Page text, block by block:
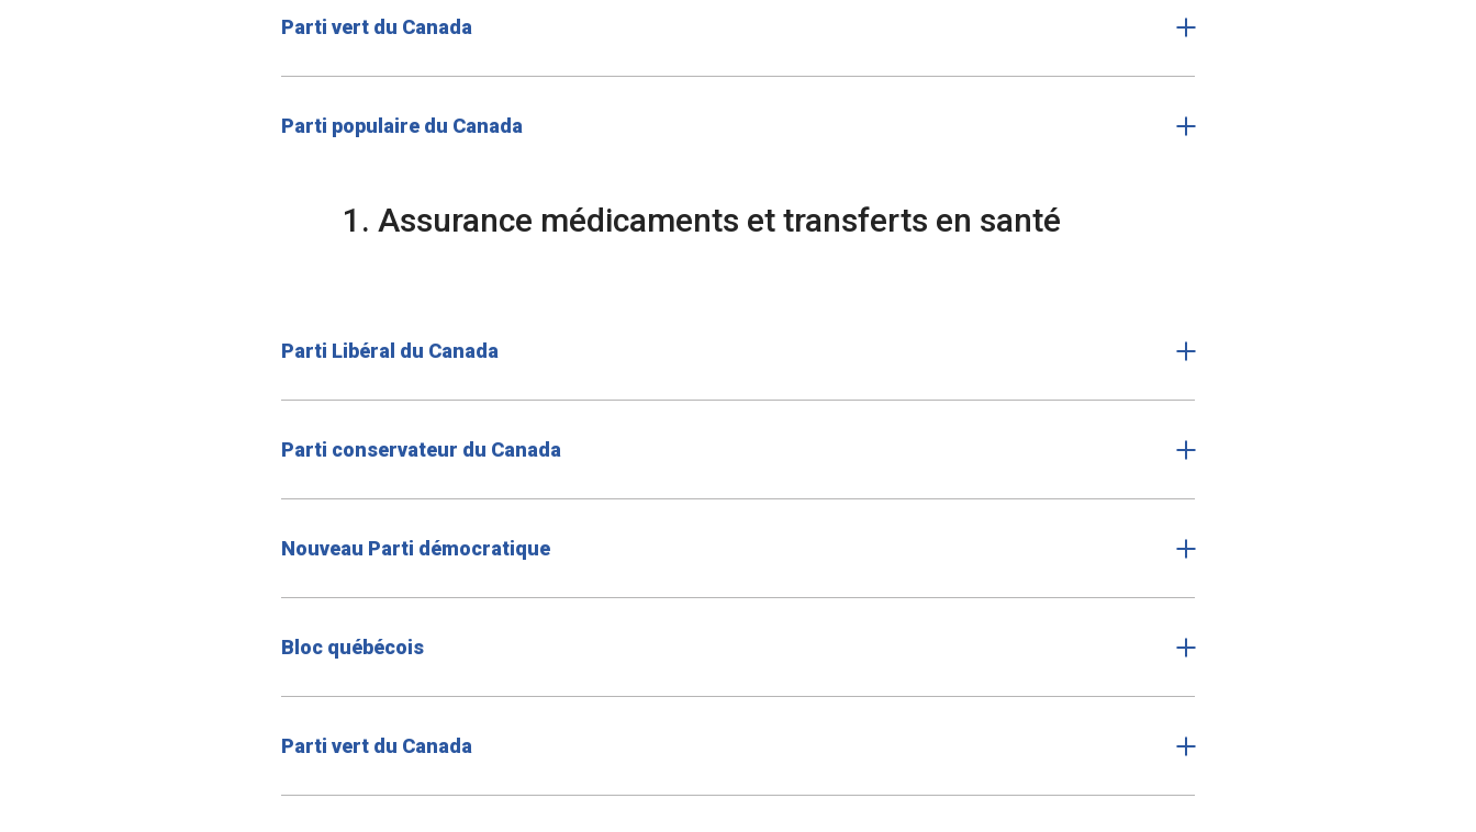
Parti vert du Canada
Parti populaire du Canada
1. Assurance médicaments et transferts en santé
Parti Libéral du Canada
Parti conservateur du Canada
Nouveau Parti démocratique
Bloc québécois
Parti vert du Canada